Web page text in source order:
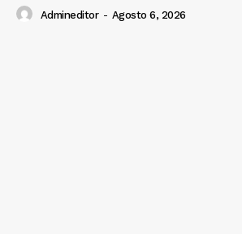
Admineditor - Agosto 6, 2026